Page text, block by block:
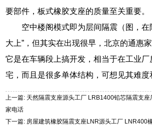
要部件，板式橡胶支座的质量至关重要。
空中楼阁模式即为层间隔震（图，在
大上”，但其实在出现很早，北京的通惠
它是在车辆段上搞开发，相当于在工业厂
宅，而且是很多单体结构，可想见其难度
上一篇: 天然隔震支座源头工厂 LRB1400铅芯隔震支
家电话
下一篇: 房屋建筑橡胶隔震支座LNR源头工厂 LNR400